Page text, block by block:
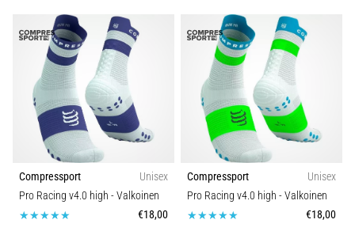
Compressport
Unisex
Pro Racing v4.0 high - Valkoinen
€18,00
Compressport
Unisex
Pro Racing v4.0 high - Valkoinen
€18,00